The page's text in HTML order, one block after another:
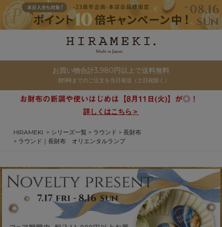
お買い物合計3,980円以上で送料無料
朝9時までのご注文を当日発送（土日祝除く）
詳しくはこちら＞
HIRAMEKI. シリーズ一覧 ラウンド
長財布
ラウンド｜長財布 オリエンタルランプ